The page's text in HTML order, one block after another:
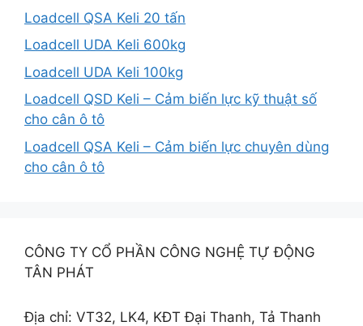
Loadcell QSA Keli 20 tấn
Loadcell UDA Keli 600kg
Loadcell UDA Keli 100kg
Loadcell QSD Keli – Cảm biến lực kỹ thuật số
cho cân ô tô
Loadcell QSA Keli – Cảm biến lực chuyên dùng
cho cân ô tô
CÔNG TY CỔ PHẦN CÔNG NGHỆ TỰ ĐỘNG
TÂN PHÁT
Địa chỉ: VT32, LK4, KĐT Đại Thanh, Tả Thanh